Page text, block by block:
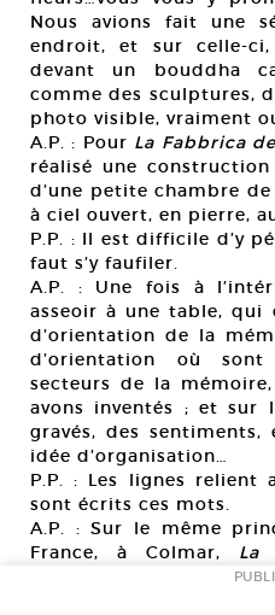
Nous avions fait une
endroit, et sur celle-
devant un bouddha
comme des sculptures,
photo visible, vraiment
A.P. : Pour La Fabbrica
réalisé une
d’une petite chambre
à ciel ouvert, en pierre,
P.P. : Il est difficile d’y
faut s’y faufiler.
A.P. : Une fois à
asseoir à une table, qui
d’orientation de la
d’orientation où
secteurs de la
avons inventés ; et sur
gravés, des
idée d’organisation…
P.P. : Les lignes relient
sont écrits ces mots.
A.P. : Sur le même
France, à Colmar, La
pouvions pénétrer à